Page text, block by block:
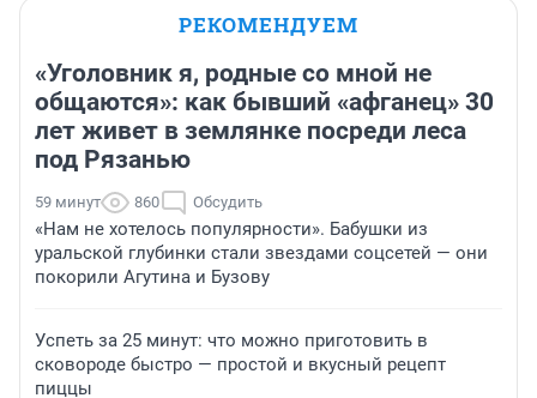
РЕКОМЕНДУЕМ
«Уголовник я, родные со мной не
общаются»: как бывший «афганец» 30
лет живет в землянке посреди леса
под Рязанью
59 минут 860 Обсудить
«Нам не хотелось популярности». Бабушки из
уральской глубинки стали звездами соцсетей — они
покорили Агутина и Бузову
Успеть за 25 минут: что можно приготовить в
сковороде быстро — простой и вкусный рецепт
пиццы